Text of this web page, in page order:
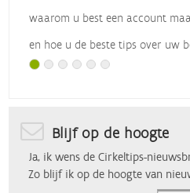
waarom u best een account
en hoe u de beste tips over uw
Blijf op de hoogte
Ja, ik wens de Cirkeltips-
Zo blijf ik op de hoogte van